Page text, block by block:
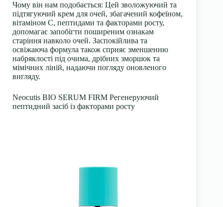
Чому він нам подобається: Цей зволожуючий та
підтягуючий крем для очей, збагачений кофеїном,
вітаміном С, пептидами та факторами росту,
допомагає запобігти поширеним ознакам
старіння навколо очей. Заспокійлива та
освіжаюча формула також сприяє зменшенню
набряклості під очима, дрібних зморшок та
мімічних ліній, надаючи погляду оновленого
вигляду.
Neocutis BIO SERUM FIRM Регенеруючий
пептидний засіб із факторами росту